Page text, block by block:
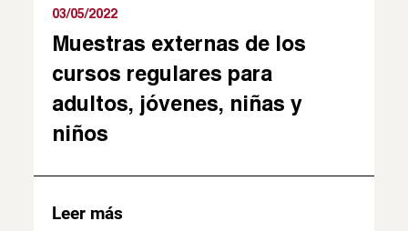
03/05/2022
Muestras externas de los
cursos regulares para
adultos, jóvenes, niñas y
niños
Leer más